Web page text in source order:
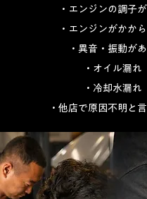
・エンジンの調子
・エンジンがかか
・異音・振動が
・オイル漏れ
・冷却水漏れ
・他店で原因不明と